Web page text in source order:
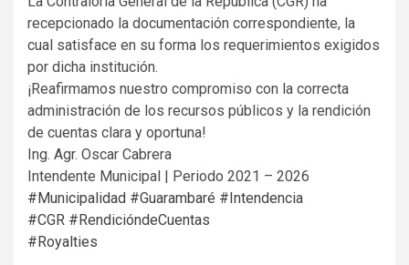
recepcionado la documentación correspondiente, la
cual satisface en su forma los requerimientos exigidos
por dicha institución.
¡Reafirmamos nuestro compromiso con la correcta
administración de los recursos públicos y la rendición
de cuentas clara y oportuna!
Ing. Agr. Oscar Cabrera
Intendente Municipal | Periodo 2021 – 2026
#Municipalidad #Guarambaré #Intendencia
#CGR #RendicióndeCuentas
#Royalties